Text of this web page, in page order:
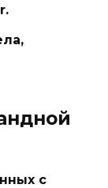
.
с